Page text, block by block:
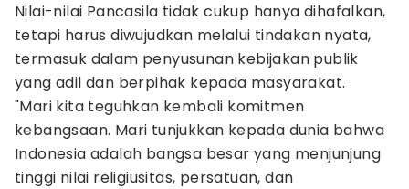
Nilai-nilai Pancasila tidak cukup hanya dihafalkan,
tetapi harus diwujudkan melalui tindakan nyata,
termasuk dalam penyusunan kebijakan publik
yang adil dan berpihak kepada masyarakat.
"Mari kita teguhkan kembali komitmen
kebangsaan. Mari tunjukkan kepada dunia bahwa
Indonesia adalah bangsa besar yang menjunjung
tinggi nilai religiusitas, persatuan, dan